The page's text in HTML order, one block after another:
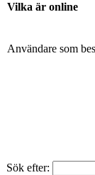
Vilka är online
Användare som
Sök efter: